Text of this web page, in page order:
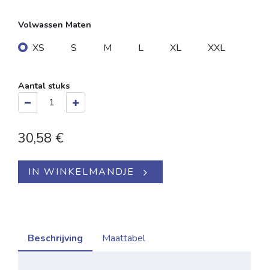
Volwassen Maten
XS S M L XL XXL
Aantal stuks
30,58 €
IN WINKELMANDJE
Beschrijving Maattabel